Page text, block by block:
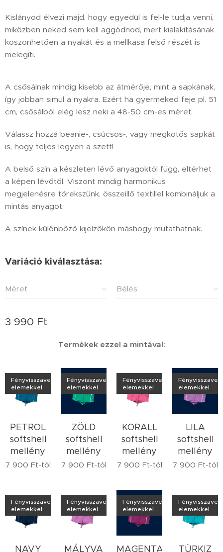
Kislányod élvezi majd, hogy egyedül is fel-le tudja venni,
miközben neked sem kell aggódnod, mert kialakításának
köszönhetően a nyakát és a mellkasa felső részét is
melegíti.
A csősálnak mindig kisebb az átmérője, mint a sapkának,
így jobban simul a nyakra. Ezért ha gyermeked feje pl. 51
cm, csősálból elég lesz neki a 48-50 cm-es méret.
Válassz hozzá beanie-, csúcsos-, vagy megkötős sapkát
is, hogy teljes legyen a szett!
A belső szín a készleten lévő anyagoktól függ, eltérhet
a képen lévőtől. Viszont mindig harmonikus
megjelenésre törekszünk, összeillő textillel kombináljuk a
mintás anyagot.
A színek különböző kijelzőkön máshogy mutathatnak.
Variáció kiválasztása:
Méret Bélés
3 990 Ft
Termékek ezzel a mintával:
PETROL
softshell
mellény
Fényvisszaverő
elemekkel
7 900 Ft-tól
ZÖLD
softshell
mellény
Fényvisszaverő
elemekkel
7 900 Ft-tól
KORALL
softshell
mellény
Fényvisszaverő
elemekkel
7 900 Ft-tól
LILA
softshell
mellény
elemekkel
7 900 Ft-tól
NAVY
Fényvisszaverő
elemekkel
MÁLYVA
Fényvisszaverő
elemekkel
MAGENTA
Fényvisszaverő
elemekkel
TÜRKIZ
elemekkel